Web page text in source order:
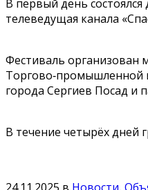
В первый день
телеведущая канала
Фестиваль организован
Торгово‑промышленной
города Сергиев Посад и
В течение четырёх дней